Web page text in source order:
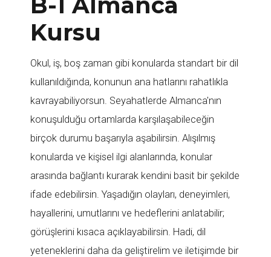
Kursu
Okul, iş, boş zaman gibi konularda standart bir dil
kullanıldığında, konunun ana hatlarını rahatlıkla
kavrayabiliyorsun. Seyahatlerde Almanca'nın
konuşulduğu ortamlarda karşılaşabileceğin
birçok durumu başarıyla aşabilirsin. Alışılmış
konularda ve kişisel ilgi alanlarında, konular
arasında bağlantı kurarak kendini basit bir şekilde
ifade edebilirsin. Yaşadığın olayları, deneyimleri,
hayallerini, umutlarını ve hedeflerini anlatabilir;
görüşlerini kısaca açıklayabilirsin. Hadi, dil
yeteneklerini daha da geliştirelim ve iletişimde bir